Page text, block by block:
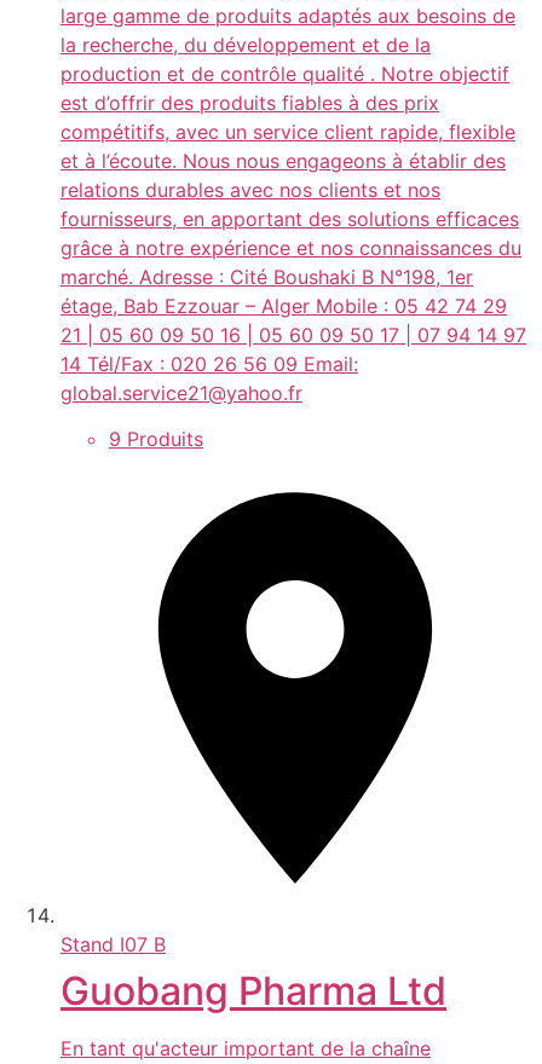
large gamme de produits adaptés aux besoins de
la recherche, du développement et de la
production et de contrôle qualité . Notre objectif
est d’offrir des produits fiables à des prix
compétitifs, avec un service client rapide, flexible
et à l’écoute. Nous nous engageons à établir des
relations durables avec nos clients et nos
fournisseurs, en apportant des solutions efficaces
grâce à notre expérience et nos connaissances du
marché. Adresse : Cité Boushaki B N°198, 1er
étage, Bab Ezzouar – Alger Mobile : 05 42 74 29
21 | 05 60 09 50 16 | 05 60 09 50 17 | 07 94 14 97
14 Tél/Fax : 020 26 56 09 Email:
global.service21@yahoo.fr
9 Produits
Stand I07 B
Guobang Pharma Ltd
En tant qu'acteur important de la chaîne